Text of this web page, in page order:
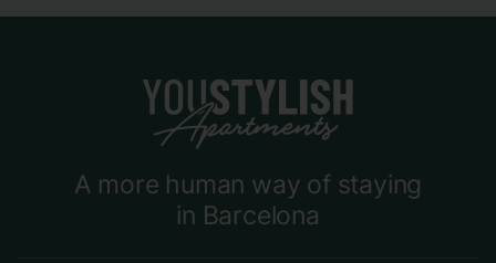
A more human way of staying
in Barcelona